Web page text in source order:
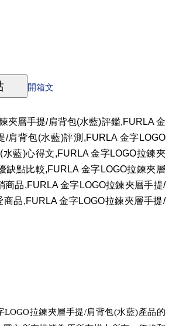
開箱文
夾層手提/肩背包(水藍)評鑑,FURLA 金
/肩背包(水藍)評測,FURLA 金字LOGO
藍)心得文,FURLA 金字LOGO拉鍊夾
缺點比較,FURLA 金字LOGO拉鍊夾層
商品,FURLA 金字LOGO拉鍊夾層手提/
品,FURLA 金字LOGO拉鍊夾層手提/
LOGO拉鍊夾層手提/肩背包(水藍)產品的